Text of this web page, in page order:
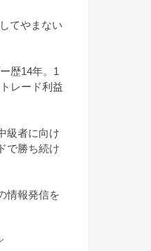
てやまない
歴14年。1
レード利益
級者に向け
で勝ち続け
情報発信を